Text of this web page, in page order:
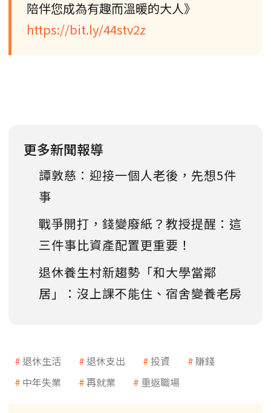
陪伴您成為有趣而溫暖的大人》
https://bit.ly/44stv2z
更多新聞報導
譚敦慈：迎接一個人老後，先想5件
事
戰爭開打，錢變廢紙？教授提醒：這
三件事比資產配置更重要！
退休養生村新趨勢「和大學當鄰
居」：沒上課不能住、宿舍變養老房
退休生活 退休支出 投資
賺錢
中年失業
再就業 重返職場